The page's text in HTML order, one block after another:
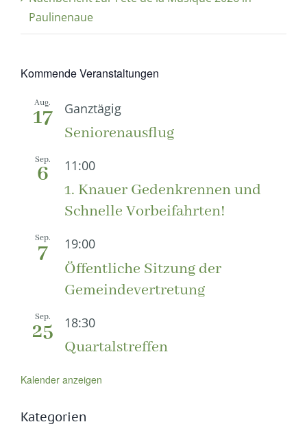
Paulinenaue
Kommende Veranstaltungen
Aug.
17 Ganztägig
Seniorenausflug
Sep.
6 11:00
1. Knauer Gedenkrennen und
Schnelle Vorbeifahrten!
Sep.
7 19:00
Öffentliche Sitzung der
Gemeindevertretung
Sep.
25 18:30
Quartalstreffen
Kalender anzeigen
Kategorien